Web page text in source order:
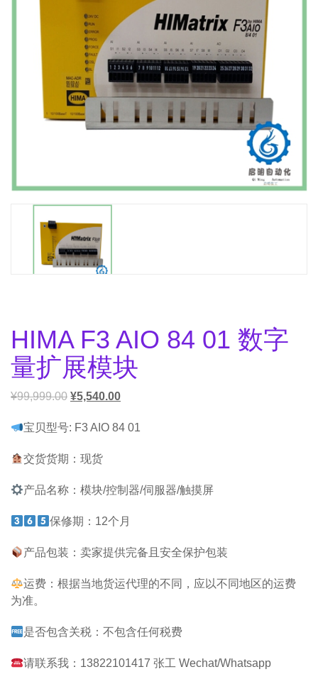
HIMA F3 AIO 84 01 数字
量扩展模块
¥99,999.00 ¥5,540.00
宝贝型号: F3 AIO 84 01
交货货期：现货
产品名称：模块/控制器/伺服器/触摸屏
保修期：12个月
产品包装：卖家提供完备且安全保护包装
运费：根据当地货运代理的不同，应以不同地区的运费
为准。
是否包含关税：不包含任何税费
请联系我：13822101417 张工 Wechat/Whatsapp